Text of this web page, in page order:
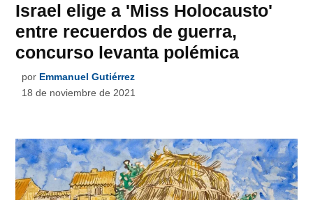
Israel elige a 'Miss Holocausto'
entre recuerdos de guerra,
concurso levanta polémica
por Emmanuel Gutiérrez
18 de noviembre de 2021